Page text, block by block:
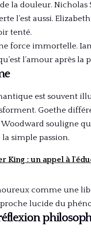
la douleur. Nicholas
l’est aussi.
tenté.
force immortelle.
l’amour après la
est souvent
Goethe
souligne
simple passion.
King : un appel à
comme une
lucide du